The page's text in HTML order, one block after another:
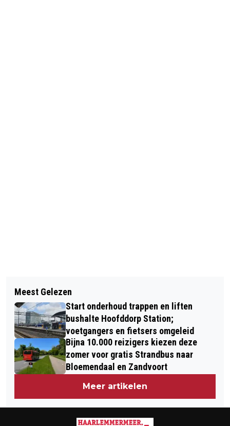
DUIZENDEN DEELNEMERS TROTSEREN
MODDER EN HINDERNISSEN TIJDENS
MUD MASTERS IN HAARLEMMERMEER
REGEN BRENGT HERSTEL EN
VERRASSINGEN OP NEW TERRA
Meest Gelezen
Start onderhoud trappen en liften
bushalte Hoofddorp Station;
voetgangers en fietsers omgeleid
Bijna 10.000 reizigers kiezen deze
zomer voor gratis Strandbus naar
Bloemendaal en Zandvoort
Meer artikelen